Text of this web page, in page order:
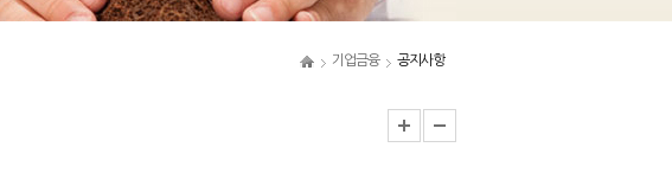
기업금융 공지사항